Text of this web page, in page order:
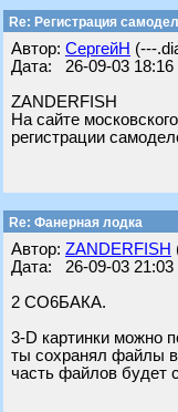
Re: Регистрация
Автор: СергейН (---
Дата: 26-09-03 18:16
ZANDERFISH
На сайте
регистрации
Re: Фанерная лодка
Автор: ZANDERFISH
Дата: 26-09-03 21:03
2 СО6БАКА.
3-D картинки можно
ты сохранял файлы
часть файлов будет